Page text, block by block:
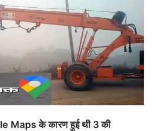
Maps के कारण हुई थी 3 की